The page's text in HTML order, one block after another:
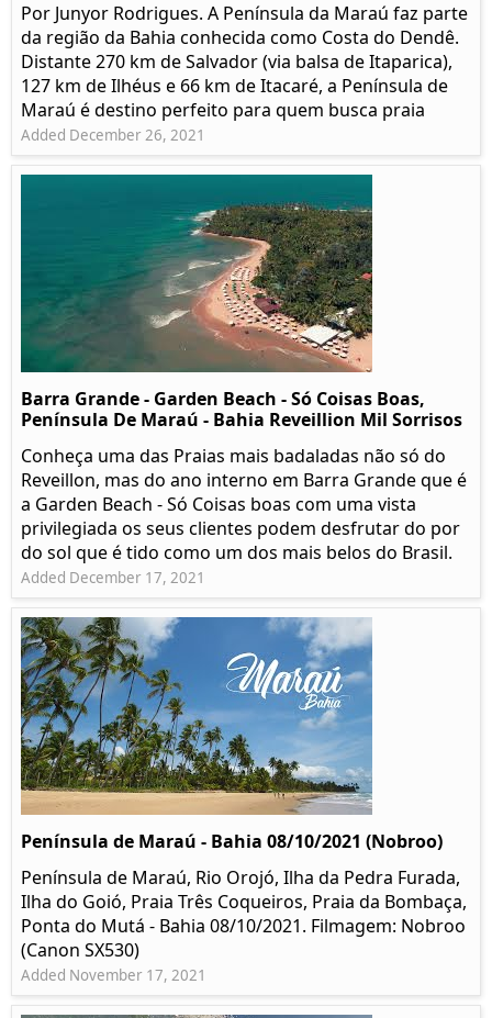
Por Junyor Rodrigues. A Península da Maraú faz parte
da região da Bahia conhecida como Costa do Dendê.
Distante 270 km de Salvador (via balsa de Itaparica),
127 km de Ilhéus e 66 km de Itacaré, a Península de
Maraú é destino perfeito para quem busca praia
Added December 26, 2021
Barra Grande - Garden Beach - Só Coisas Boas,
Península De Maraú - Bahia Reveillion Mil Sorrisos
Conheça uma das Praias mais badaladas não só do
Reveillon, mas do ano interno em Barra Grande que é
a Garden Beach - Só Coisas boas com uma vista
privilegiada os seus clientes podem desfrutar do por
do sol que é tido como um dos mais belos do Brasil.
Added December 17, 2021
Península de Maraú - Bahia 08/10/2021 (Nobroo)
Península de Maraú, Rio Orojó, Ilha da Pedra Furada,
Ilha do Goió, Praia Três Coqueiros, Praia da Bombaça,
Ponta do Mutá - Bahia 08/10/2021. Filmagem: Nobroo
(Canon SX530)
Added November 17, 2021